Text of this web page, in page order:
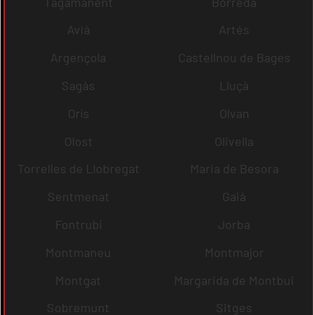
Avià
Artés
Argençola
Castellnou de Bages
Sagàs
Lluçà
Orís
Olvan
Olost
Olivella
Torrelles de Llobregat
Maria de Besora
Sentmenat
Gaià
Fontrubí
Jorba
Montmaneu
Montmajor
Montgat
Margarida de Montbui
Sobremunt
Sitges